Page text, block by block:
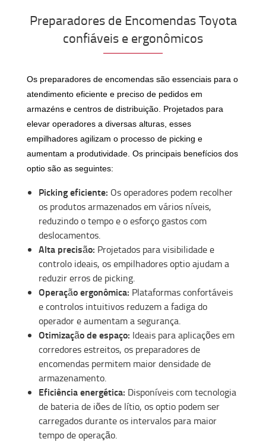
Preparadores de Encomendas Toyota
confiáveis ​​e ergonômicos
Os preparadores de encomendas são essenciais para o
atendimento eficiente e preciso de pedidos em
armazéns e centros de distribuição. Projetados para
elevar operadores a diversas alturas, esses
empilhadores agilizam o processo de picking e
aumentam a produtividade. Os principais benefícios dos
optio são as seguintes:
Picking eficiente: Os operadores podem recolher
os produtos armazenados em vários níveis,
reduzindo o tempo e o esforço gastos com
deslocamentos.
Alta precisão: Projetados para visibilidade e
controlo ideais, os empilhadores optio ajudam a
reduzir erros de picking.
Operação ergonômica: Plataformas confortáveis ​​
e controlos intuitivos reduzem a fadiga do
operador e aumentam a segurança.
Otimização de espaço: Ideais para aplicações em
corredores estreitos, os preparadores de
encomendas permitem maior densidade de
armazenamento.
Eficiência energética: Disponíveis com tecnologia
de bateria de iões de lítio, os optio podem ser
carregados durante os intervalos para maior
tempo de operação.